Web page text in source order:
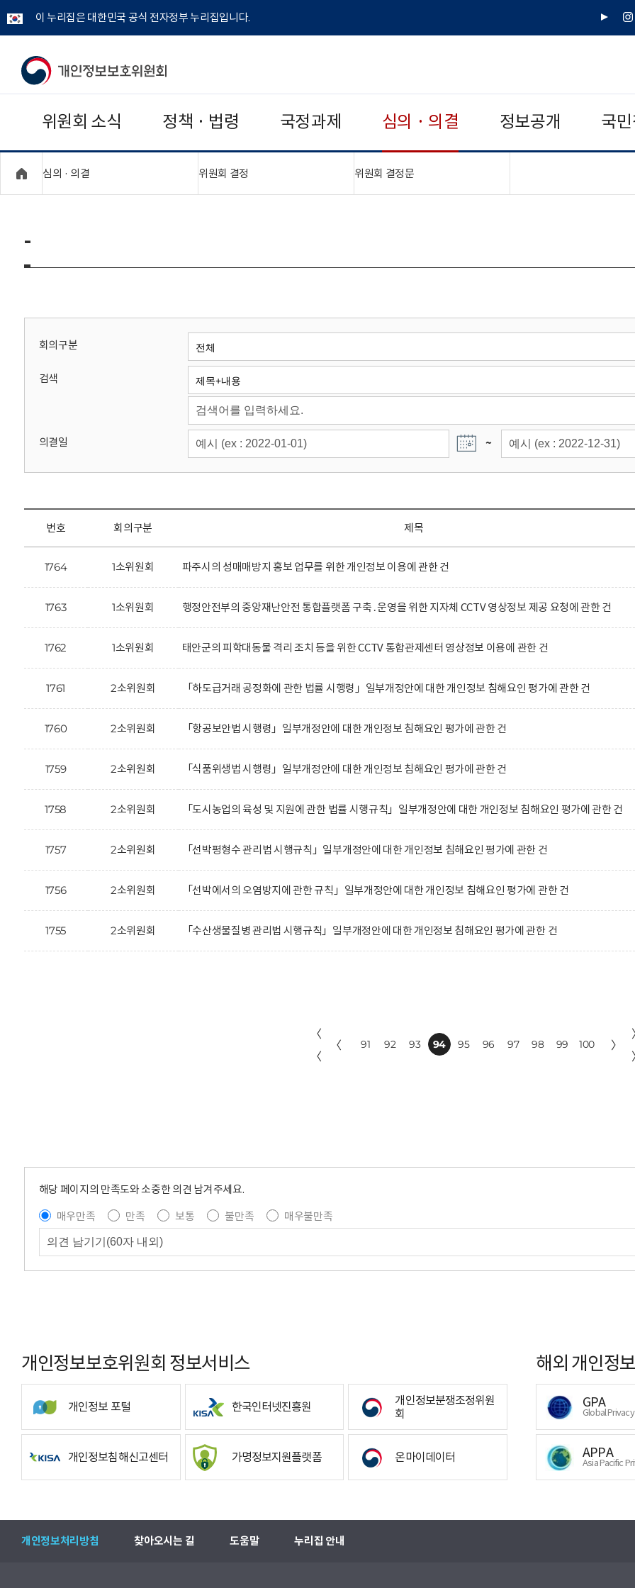
이 누리집은 대한민국 공식 전자정부 누리집입니다.
유
인
개
보
보
위
회
위원회 소식 정책 · 법령 국정과제 심의 · 의결 정보공개 국
심의 · 의결 위원회 결정 위원회 결정문"접기,펼치기"
-
회의구분
검색
의결일 ~
번호 회의구분 제목
1764 1소위원회 파주시의 성매매방지 홍보 업무를 위한 개인정보 이용에 관한 건
1763 1소위원회 행정안전부의 중앙재난안전 통합플랫폼 구축․운영을 위한 지자체 CCTV 영상정보 제공 요청에 관한 건
1762 1소위원회 태안군의 피학대동물 격리 조치 등을 위한 CCTV 통합관제센터 영상정보 이용에 관한 건
1761 2소위원회 「하도급거래 공정화에 관한 법률 시행령」일부개정안에 대한 개인정보 침해요인 평가에 관한 건
1760 2소위원회 「항공보안법 시행령」일부개정안에 대한 개인정보 침해요인 평가에 관한 건
1759 2소위원회 「식품위생법 시행령」일부개정안에 대한 개인정보 침해요인 평가에 관한 건
1758 2소위원회 「도시농업의 육성 및 지원에 관한 법률 시행규칙」일부개정안에 대한 개인정보 침해요인 평가에 관한 건
1757 2소위원회 「선박평형수 관리법 시행규칙」일부개정안에 대한 개인정보 침해요인 평가에 관한 건
1756 2소위원회 「선박에서의 오염방지에 관한 규칙」일부개정안에 대한 개인정보 침해요인 평가에 관한 건
1755 2소위원회 「수산생물질병 관리법 시행규칙」일부개정안에 대한 개인정보 침해요인 평가에 관한 건
〈
〈
〈 91 92 93 94 95 96 97 98 99 100 〉
해당 페이지의 만족도와 소중한 의견 남겨주세요.
매우만족
만족 보통 불만족
매우불만족
개인정보보호위원회 정보서비스
개인정보 포털 한국인터넷진흥원
개인정보분쟁조정위원
회
개인정보침해신고센터 가명정보지원플랫폼 온마이데이터
해외 개인정
GPA
Global
APPA
Asia Pacific
개인정보처리방침 찾아오시는 길 도움말 누리집 안내